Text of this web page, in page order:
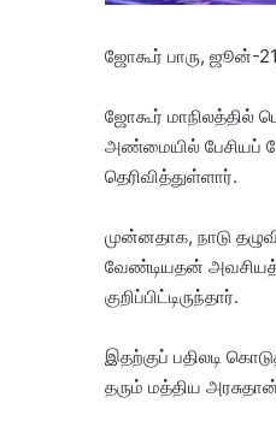
ஜோகூர் பாரு, ஜூன்-
ஜோகூர் மாநிலத்தில்
அண்மையில் பேசியப்
தெரிவித்துள்ளார்.
முன்னதாக, நாடு
வேண்டியதன்
குறிப்பிட்டிருந்தார்.
இதற்குப் பதிலடி
தரும் மத்திய